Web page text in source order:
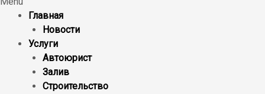
Главная
Новости
Услуги
Автоюрист
Залив
Строительство